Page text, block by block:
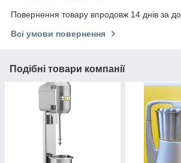
Повернення товару впродовж 14 днів за
Всі умови повернення
Подібні товари компанії